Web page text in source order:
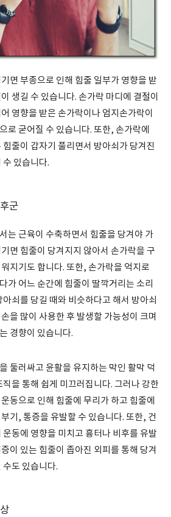
면 부종으로 인해 힘줄 일부가 영향을 받
생길 수 있습니다. 손가락 마디에 결절이
영향을 받은 손가락이나 엄지손가락이
로 굳어질 수 있습니다. 또한, 손가락에
줄이 갑자기 풀리면서 방아쇠가 당겨진
수 있습니다.
군
는 근육이 수축하면서 힘줄을 당겨야 가
면 힘줄이 당겨지지 않아서 손가락을 구
지기도 합니다. 또한, 손가락을 억지로
가 어느 순간에 힘줄이 딸깍거리는 소리
쇠를 당길 때와 비슷하다고 해서 방아쇠
을 많이 사용한 후 발생할 가능성이 크며
경향이 있습니다.
둘러싸고 윤활을 유지하는 막인 활막 덕
을 통해 쉽게 미끄러집니다. 그러나 강한
동으로 인해 힘줄에 무리가 하고 힘줄에
기, 통증을 유발할 수 있습니다. 또한, 건
동에 영향을 미치고 흉터나 비후를 유발
이 있는 힘줄이 좁아진 외피를 통해 당겨
도 있습니다.